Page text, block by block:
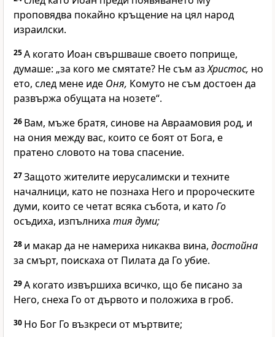
проповядва покайно кръщение на цял народ
израилски.
25А когато Иоан свършваше своето поприще,
думаше: „за кого ме смятате? Не съм азХристос, но
ето, след мене иде Оня, Комуто не съм достоен да
развържа обущата на нозете“.
26 Вам, мъже братя, синове на Авраамовия род, и
на ония между вас, които се боят от Бога, е
пратено словото на това спасение.
27Защото жителите иерусалимски и техните
началници, като не познаха Него и пророческите
думи, които се четат всяка събота, и като Го
осъдиха, изпълниха тия думи;
28 и макар да не намериха никаква вина, достойна
за смърт, поискаха от Пилата да Го убие.
29А когато извършиха всичко, що бе писано за
Него, снеха Го от дървото и положиха в гроб.
30 Но Бог Го възкреси от мъртвите;